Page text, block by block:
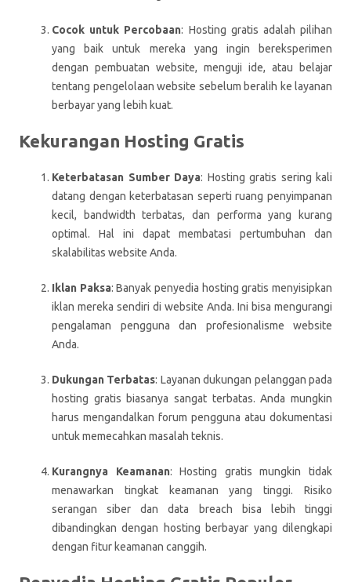
Cocok untuk Percobaan: Hosting gratis adalah pilihan
yang baik untuk mereka yang ingin bereksperimen
dengan pembuatan website, menguji ide, atau belajar
tentang pengelolaan website sebelum beralih ke layanan
berbayar yang lebih kuat.
Kekurangan Hosting Gratis
Keterbatasan Sumber Daya: Hosting gratis sering kali
datang dengan keterbatasan seperti ruang penyimpanan
kecil, bandwidth terbatas, dan performa yang kurang
optimal. Hal ini dapat membatasi pertumbuhan dan
skalabilitas website Anda.
Iklan Paksa: Banyak penyedia hosting gratis menyisipkan
iklan mereka sendiri di website Anda. Ini bisa mengurangi
pengalaman pengguna dan profesionalisme website
Anda.
Dukungan Terbatas: Layanan dukungan pelanggan pada
hosting gratis biasanya sangat terbatas. Anda mungkin
harus mengandalkan forum pengguna atau dokumentasi
untuk memecahkan masalah teknis.
Kurangnya Keamanan: Hosting gratis mungkin tidak
menawarkan tingkat keamanan yang tinggi. Risiko
serangan siber dan data breach bisa lebih tinggi
dibandingkan dengan hosting berbayar yang dilengkapi
dengan fitur keamanan canggih.